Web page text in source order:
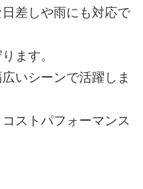
差しや雨にも対応で
ます。
いシーンで活躍しま
ストパフォーマンス